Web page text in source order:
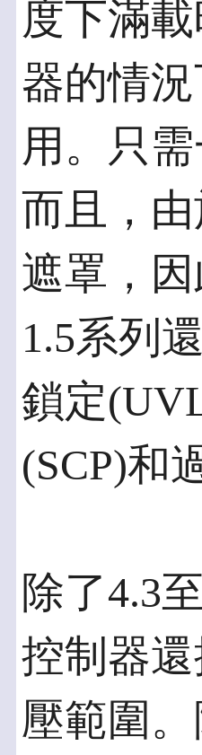
度下滿
器的情
用。只
而且，
遮罩，
1.5系列
鎖定
(SCP)和
除了4.3
控制器
壓範圍